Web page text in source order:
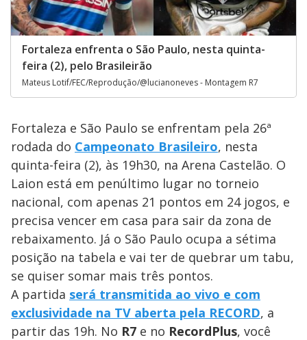
Fortaleza enfrenta o São Paulo, nesta quinta-
feira (2), pelo Brasileirão
Mateus Lotif/FEC/Reprodução/@lucianoneves - Montagem R7
Fortaleza e São Paulo se enfrentam pela 26ª
rodada do Campeonato Brasileiro, nesta
quinta-feira (2), às 19h30, na Arena Castelão. O
Laion está em penúltimo lugar no torneio
nacional, com apenas 21 pontos em 24 jogos, e
precisa vencer em casa para sair da zona de
rebaixamento. Já o São Paulo ocupa a sétima
posição na tabela e vai ter de quebrar um tabu,
se quiser somar mais três pontos.
A partida será transmitida ao vivo e com
exclusividade na TV aberta pela RECORD, a
partir das 19h. No R7 e no RecordPlus, você